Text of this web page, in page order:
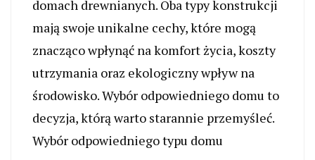
domach drewnianych. Oba typy konstrukcji
mają swoje unikalne cechy, które mogą
znacząco wpłynąć na komfort życia, koszty
utrzymania oraz ekologiczny wpływ na
środowisko. Wybór odpowiedniego domu to
decyzja, którą warto starannie przemyśleć.
Wybór odpowiedniego typu domu